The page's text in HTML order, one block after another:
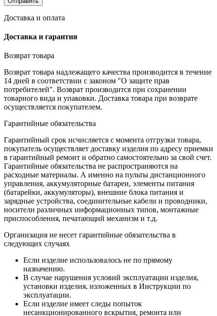
Доставка и оплата
Доставка и гарантия
Возврат товара
Возврат товара надлежащего качества производится в течение
14 дней в соответствии с законом "О защите прав
потребителей". Возврат производится при сохранении
товарного вида и упаковки. Доставка товара при возврате
осуществляется покупателем.
Гарантийные обязательства
Гарантийный срок исчисляется с момента отгрузки товара,
покупатель осуществляет доставку изделия по адресу приемки
в гарантийный ремонт и обратно самостоятельно за свой счет.
Гарантийные обязательства не распространяются на
расходные материалы. А именно на пульты дистанционного
управления, аккумуляторные батареи, элементы питания
(батарейки, аккумуляторы), внешние блока питания и
зарядные устройства, соединительные кабели и проводники,
носители различных информационных типов, монтажные
приспособления, печатающий механизм и т.д.
Организация не несет гарантийные обязательства в
следующих случаях
Если изделие использовалось не по прямому
назначению.
В случае нарушения условий эксплуатации изделия,
установки изделия, изложенных в Инструкции по
эксплуатации.
Если изделие имеет следы попыток
несанкционированного вскрытия, ремонта или